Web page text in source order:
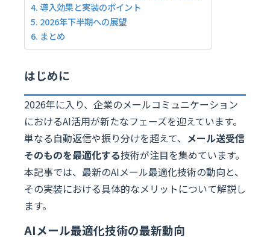
導入効果と実装のポイント
2026年下半期への展望
まとめ
はじめに
2026年に入り、企業のメールコミュニケーション
におけるAI活用が新たなフェーズを迎えています。
単なる自動返信や振り分けを超えて、 メール送受信
そのものを最適化する技術が注目を集めています。
本記事では、最新のAIメール最適化技術の動向と、
その実装における具体的なメリットについて解説し
ます。
AIメール最適化技術の最新動向